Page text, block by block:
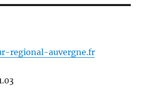
regional-auvergne.fr